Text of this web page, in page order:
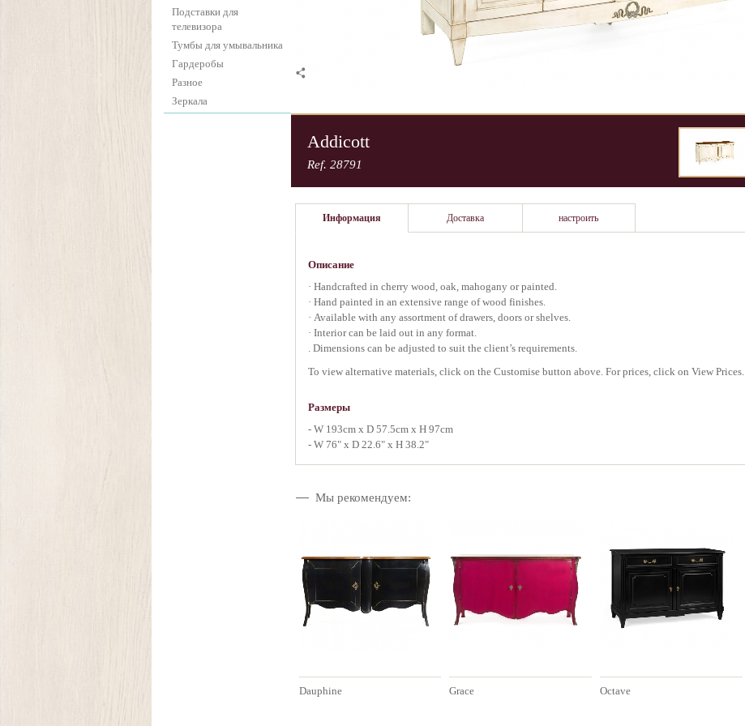
Подставки для
телевизора
Тумбы для умывальника
Гардеробы
Разное
Зеркала
Addicott
Ref. 28791
Информация Доставка настроить
Описание
· Handcrafted in cherry wood, oak, mahogany or painted.
· Hand painted in an extensive range of wood finishes.
· Available with any assortment of drawers, doors or shelves.
· Interior can be laid out in any format.
. Dimensions can be adjusted to suit the client’s requirements.
To view alternative materials, click on the Customise button above. For prices, click on View Prices.
Размеры
- W 193cm x D 57.5cm x H 97cm
- W 76" x D 22.6" x H 38.2"
Мы рекомендуем:
Dauphine Grace Octave